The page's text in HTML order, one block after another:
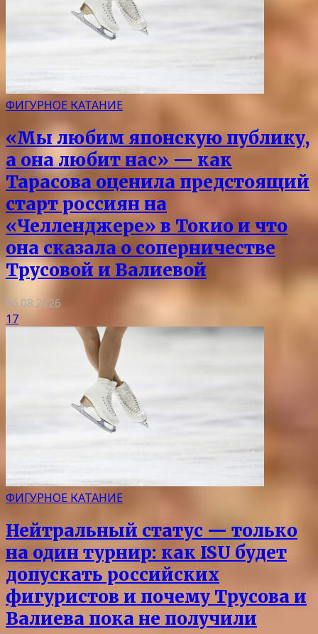
ФИГУРНОЕ КАТАНИЕ
«Мы любим японскую публику,
а она любит нас» — как
Тарасова оценила предстоящий
старт россиян на
«Челленджере» в Токио и что
она сказала о соперничестве
Трусовой и Валиевой
06.08.2026
17
ФИГУРНОЕ КАТАНИЕ
Нейтральный статус — только
на один турнир: как ISU будет
допускать российских
фигуристов и почему Трусова и
Валиева пока не получили